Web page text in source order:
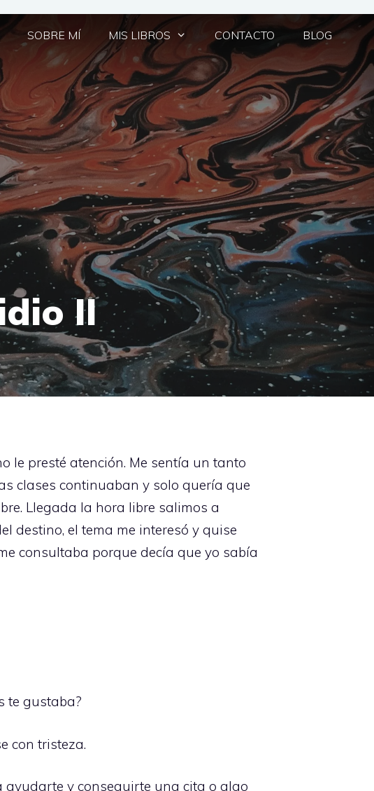
SOBRE MÍ MIS LIBROS CONTACTO BLOG
II
le presté atención. Me sentía un tanto
clases continuaban y solo quería que
Llegada la hora libre salimos a
destino, el tema me interesó y quise
consultaba porque decía que yo sabía
te gustaba?
con tristeza.
ayudarte y conseguirte una cita o algo